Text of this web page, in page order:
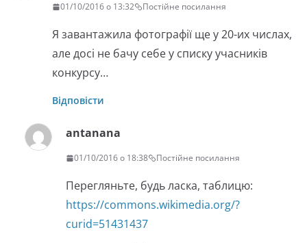
01/10/2016 о 13:32 Постійне посилання
Я завантажила фотографії ще у 20-их числах,
але досі не бачу себе у списку учасників
конкурсу…
Відповісти
antanana
01/10/2016 о 18:38 Постійне посилання
Перегляньте, будь ласка, таблицю:
https://commons.wikimedia.org/?
curid=51431437